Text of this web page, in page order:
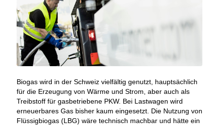
Biogas wird in der Schweiz vielfältig genutzt, hauptsächlich
für die Erzeugung von Wärme und Strom, aber auch als
Treibstoff für gasbetriebene PKW. Bei Lastwagen wird
erneuerbares Gas bisher kaum eingesetzt. Die Nutzung von
Flüssigbiogas (LBG) wäre technisch machbar und hätte ein